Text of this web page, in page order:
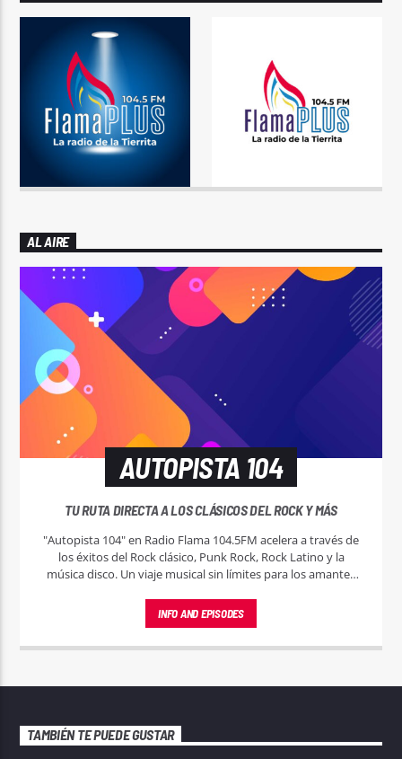
AL AIRE
AUTOPISTA 104
TU RUTA DIRECTA A LOS CLÁSICOS DEL ROCK Y MÁS
"Autopista 104" en Radio Flama 104.5FM acelera a través de
los éxitos del Rock clásico, Punk Rock, Rock Latino y la
música disco. Un viaje musical sin límites para los amantes
INFO AND EPISODES
TAMBIÉN TE PUEDE GUSTAR